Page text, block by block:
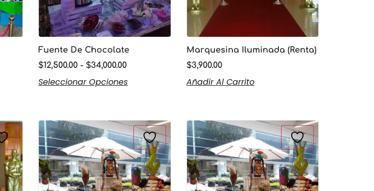
Fuente De Chocolate
$12,500.00 - $34,000.00
Seleccionar Opciones
Marquesina Iluminada (Renta)
$3,900.00
Añadir Al Carrito